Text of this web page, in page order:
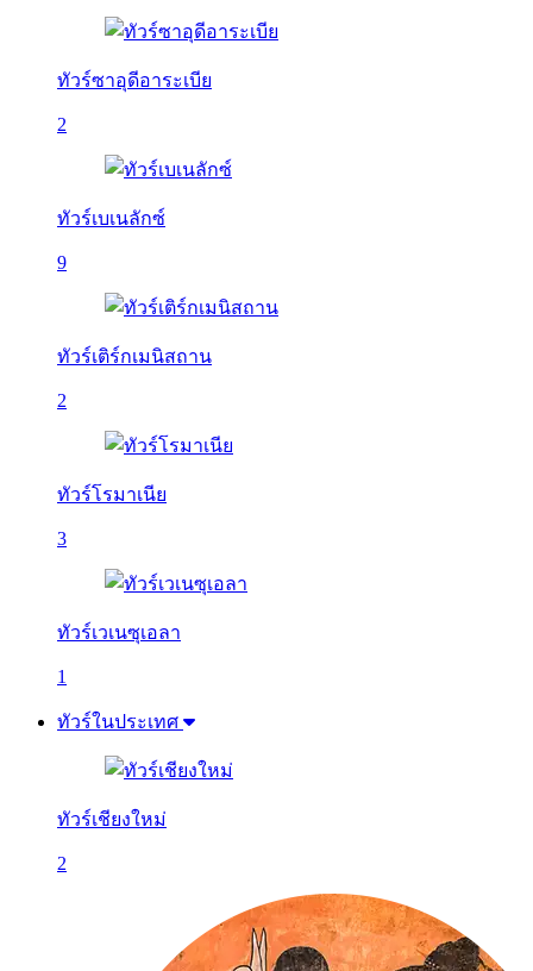
ทัวร์ซาอุดีอาระเบีย
2
ทัวร์เบเนลักซ์
9
ทัวร์เติร์กเมนิสถาน
2
ทัวร์โรมาเนีย
3
ทัวร์เวเนซุเอลา
1
ทัวร์ในประเทศ
ทัวร์เชียงใหม่
2